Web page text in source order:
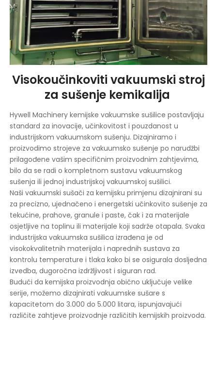
Visokoučinkoviti vakuumski stroj
za sušenje kemikalija
Hywell Machinery kemijske vakuumske sušilice postavljaju
standard za inovacije, učinkovitost i pouzdanost u
industrijskom vakuumskom sušenju. Dizajniramo i
proizvodimo strojeve za vakuumsko sušenje po narudžbi
prilagođene vašim specifičnim proizvodnim zahtjevima,
bilo da se radi o kompletnom sustavu vakuumskog
sušenja ili jednoj industrijskoj vakuumskoj sušilici.
Naši vakuumski sušači za kemijsku primjenu dizajnirani su
za precizno, ujednačeno i energetski učinkovito sušenje za
tekućine, prahove, granule i paste, čak i za materijale
osjetljive na toplinu ili materijale koji sadrže otapala. Svaka
industrijska vakuumska sušilica izrađena je od
visokokvalitetnih materijala i naprednih sustava za
kontrolu temperature i tlaka kako bi se osigurala dosljedna
izvedba, dugoročna izdržljivost i siguran rad.
Budući da kemijska proizvodnja obično uključuje velike
serije, možemo dizajnirati vakuumske sušare s
kapacitetom do 3.000 do 5.000 litara, ispunjavajući
različite zahtjeve proizvodnje različitih kemijskih proizvoda.